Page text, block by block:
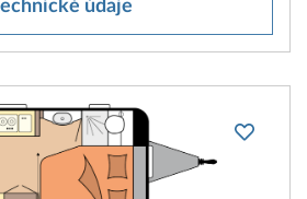
Technické údaje